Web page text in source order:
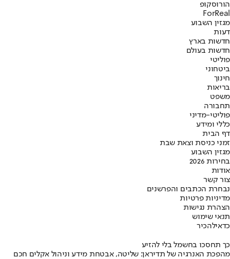
הורוסקופ
ForReal
מגזין השבוע
דעות
חדשות בארץ
חדשות בעולם
פוליטי
ביטחוני
חינוך
בריאות
משפט
תחבורה
פוליטי-מדיני
כללי ומידע
דף הבית
זמני כניסת וצאת שבת
מגזין השבוע
בחירות 2026
אודות
צור קשר
נבחרת הכתבים והפרשנים
מדיניות פרטיות
הצהרת נגישות
תנאי שימוש
כדאילהכיר
כך תחסכו בחשמל בלי להזיע
מהפכת האנרגיה של תדיראן: שליטה, אבטחת מידע וניהול אקלים חכם